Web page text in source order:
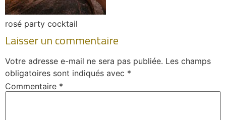
rosé party cocktail
Laisser un commentaire
Votre adresse e-mail ne sera pas publiée. Les champs
obligatoires sont indiqués avec *
Commentaire *